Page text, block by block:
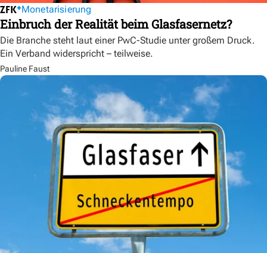
Monetarisierung
Einbruch der Realität beim Glasfasernetz?
Die Branche steht laut einer PwC-Studie unter großem Druck.
Ein Verband widerspricht – teilweise.
Pauline Faust